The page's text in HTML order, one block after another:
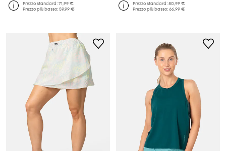
Prezzo standard:71,99 €
Prezzo più basso:59,99 €
Prezzo standard:80,99 €
Prezzo più basso:66,99 €